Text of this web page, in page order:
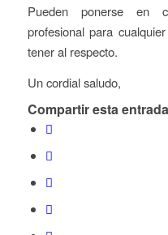
Pueden ponerse en
profesional para
tener al respecto.
Un cordial saludo,
Compartir esta entrada